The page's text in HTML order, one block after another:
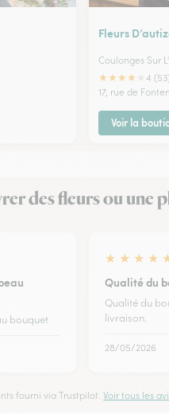
Fleurs
Coulonges Sur
★★★★
4
17, rue de
Voir la
des fleurs ou une
bouquet
★ ★ ★ ★
Qualité du
Qualité du
livraison.
28/05/2026
fourni via Trustpilot.Voir tous les